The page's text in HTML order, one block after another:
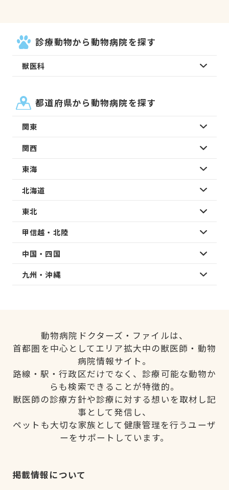
診療動物から動物病院を探す
獣医科
都道府県から動物病院を探す
関東
関西
東海
北海道
東北
甲信越・北陸
中国・四国
九州・沖縄
動物病院ドクターズ・ファイルは、
首都圏を中心としてエリア拡大中の獣医師・動物
病院情報サイト。
路線・駅・行政区だけでなく、診療可能な動物か
らも検索できることが特徴的。
獣医師の診療方針や診療に対する想いを取材し記
事として発信し、
ペットも大切な家族として健康管理を行うユーザ
ーをサポートしています。
掲載情報について